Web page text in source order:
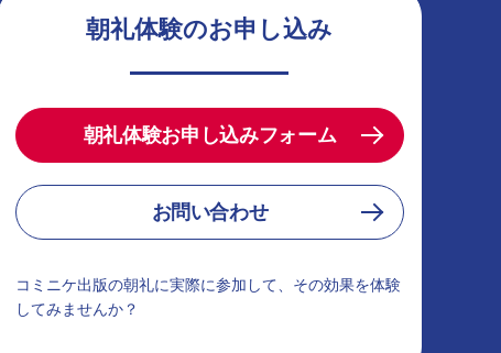
朝礼体験のお申し込み
朝礼体験お申し込みフォーム
お問い合わせ
コミニケ出版の朝礼に実際に参加して、その効果を体験
してみませんか？